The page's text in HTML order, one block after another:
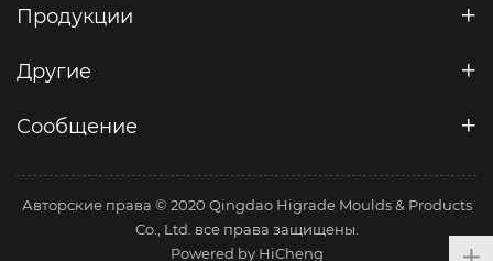
Продукции
Другие
Сообщение
Авторские права © 2020 Qingdao Higrade Moulds & Products
Co., Ltd. все права защищены.
Powered by HiCheng